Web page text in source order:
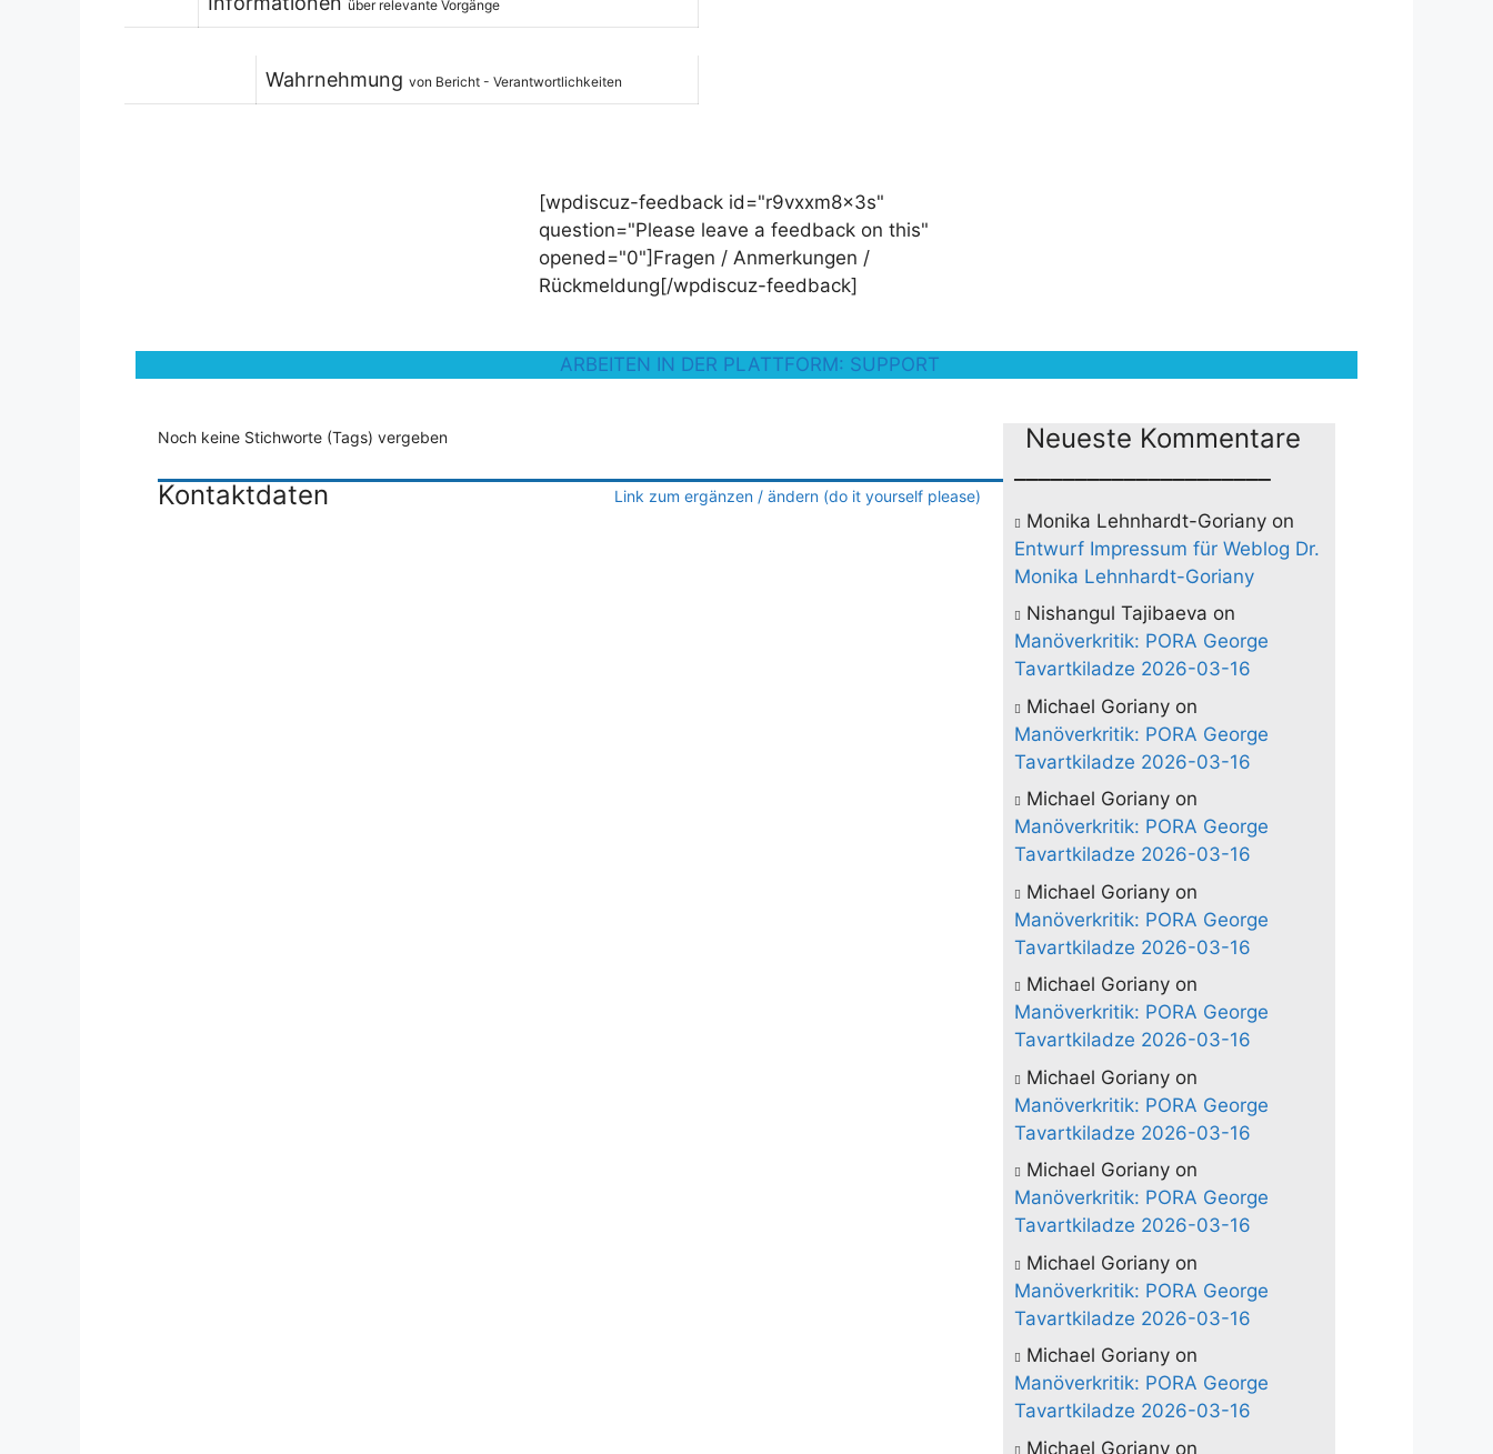
über relevante Vorgänge
Wahrnehmung von Bericht - Verantwortlichkeiten
[wpdiscuz-feedback id="r9vxxm8x3s"
question="Please leave a feedback on this"
opened="0"]Fragen / Anmerkungen /
Rückmeldung[/wpdiscuz-feedback]
ARBEITEN IN DER PLATTFORM: SUPPORT
Noch keine Stichworte (Tags) vergeben
Kontaktdaten Link zum ergänzen / ändern (do it yourself please)
Neueste Kommentare
Monika Lehnhardt-Goriany on
Entwurf Impressum für Weblog Dr.
Monika Lehnhardt-Goriany
Nishangul Tajibaeva on
Manöverkritik: PORA George
Tavartkiladze 2026-03-16
Michael Goriany on
Manöverkritik: PORA George
Tavartkiladze 2026-03-16
Michael Goriany on
Manöverkritik: PORA George
Tavartkiladze 2026-03-16
Michael Goriany on
Manöverkritik: PORA George
Tavartkiladze 2026-03-16
Michael Goriany on
Manöverkritik: PORA George
Tavartkiladze 2026-03-16
Michael Goriany on
Manöverkritik: PORA George
Tavartkiladze 2026-03-16
Michael Goriany on
Manöverkritik: PORA George
Tavartkiladze 2026-03-16
Michael Goriany on
Manöverkritik: PORA George
Tavartkiladze 2026-03-16
Michael Goriany on
Manöverkritik: PORA George
Tavartkiladze 2026-03-16
Michael Goriany on